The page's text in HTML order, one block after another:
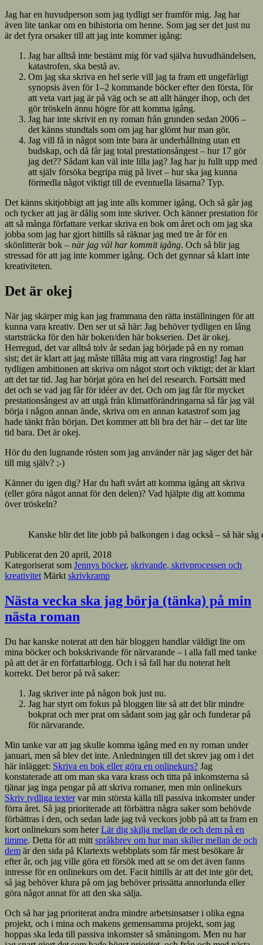
Jag har en huvudperson som jag tydligt ser framför mig. Jag har
även lite tankar om en bihistoria om henne. Som jag ser det just nu
är det fyra orsaker till att jag inte kommer igång:
Jag har alltså inte bestämt mig för vad själva huvudhändelsen,
katastrofen, ska bestå av.
Om jag ska skriva en hel serie vill jag ta fram ett ungefärligt
synopsis även för 1–2 kommande böcker efter den första, för
att veta vart jag är på väg och se att allt hänger ihop, och det
gör tröskeln ännu högre för att komma igång.
Jag har inte skrivit en ny roman från grunden sedan 2006 –
det känns stundtals som om jag har glömt hur man gör.
Jag vill få in något som inte bara är underhållning utan ett
budskap, och då får jag total prestationsångest – hur 17 gör
jag det?? Sådant kan väl inte lilla jag? Jag har ju fullt upp med
att själv försöka begripa mig på livet – hur ska jag kunna
förmedla något viktigt till de eventuella läsarna? Typ.
Det känns skitjobbigt att jag inte alls kommer igång. Och så går jag
och tycker att jag är dålig som inte skriver. Och känner prestation för
att så många författare verkar skriva en bok om året och om jag ska
jobba som jag har gjort hittills så räknar jag med tre år för en
skönlitterär bok – när jag väl har kommit igång. Och så blir jag
stressad för att jag inte kommer igång. Och det gynnar så klart inte
kreativiteten.
Det är okej
När jag skärper mig kan jag frammana den rätta inställningen för att
kunna vara kreativ. Den ser ut så här: Jag behöver tydligen en lång
startsträcka för den här boken/den här bokserien. Det är okej.
Herregud, det var alltså tolv år sedan jag började på en ny roman
sist; det är klart att jag måste tillåta mig att vara ringrostig! Jag har
tydligen ambitionen att skriva om något stort och viktigt; det är klart
att det tar tid. Jag har börjat göra en hel del research. Fortsätt med
det och se vad jag får för idéer av det. Och om jag får för mycket
prestationsångest av att utgå från klimatförändringarna så får jag väl
börja i någon annan ände, skriva om en annan katastrof som jag
hade tänkt från början. Det kommer att bli bra det här – det tar lite
tid bara. Det är okej.
Hör du den lugnande rösten som jag använder när jag säger det här
till mig själv? ;-)
Känner du igen dig? Har du haft svårt att komma igång att skriva
(eller göra något annat för den delen)? Vad hjälpte dig att komma
över tröskeln?
Kanske blir det lite jobb på balkongen i dag också – så här såg
Publicerat den 20 april, 2018
Kategoriserat som Jennys böcker, skrivande, skrivprocessen och
kreativitet Märkt skrivkramp
Nästa vecka ska jag börja (tänka) på min
nästa roman
Du har kanske noterat att den här bloggen handlar väldigt lite om
mina böcker och bokskrivande för närvarande – i alla fall med tanke
på att det är en författarblogg. Och i så fall har du noterat helt
korrekt. Det beror på två saker:
Jag skriver inte på någon bok just nu.
Jag har styrt om fokus på bloggen lite så att det blir mindre
bokprat och mer prat om sådant som jag går och funderar på
för närvarande.
Min tanke var att jag skulle komma igång med en ny roman under
januari, men så blev det inte. Anledningen till det skrev jag om i det
här inlägget: Skriva en bok eller göra en onlinekurs? Jag
konstaterade att om man ska vara krass och titta på inkomsterna så
tjänar jag inga pengar på att skriva romaner, men min onlinekurs
Skriv tydliga textervar min största källa till passiva inkomster under
förra året. Så jag prioriterade att förbättra några saker som behövde
förbättras i den, och sedan lade jag två veckors jobb på att ta fram en
kort onlinekurs som heterLär dig skilja mellan de och dem på en
timme. Detta för att mitt språkbrev om hur man skiljer mellan de och
dem är den sida på Klartexts webbplats som får mest besökare år
efter år, och jag ville göra ett försök med att se om det även fanns
intresse för en onlinekurs om det. Facit hittills är att det inte gör det,
så jag behöver klura på om jag behöver prissätta annorlunda eller
göra något annat för att den ska sälja.
Och så har jag prioriterat andra mindre arbetsinsatser i olika egna
projekt, och i mina och makens gemensamma projekt, som jag
hoppas ska leda till passiva inkomster så småningom. Men nu har